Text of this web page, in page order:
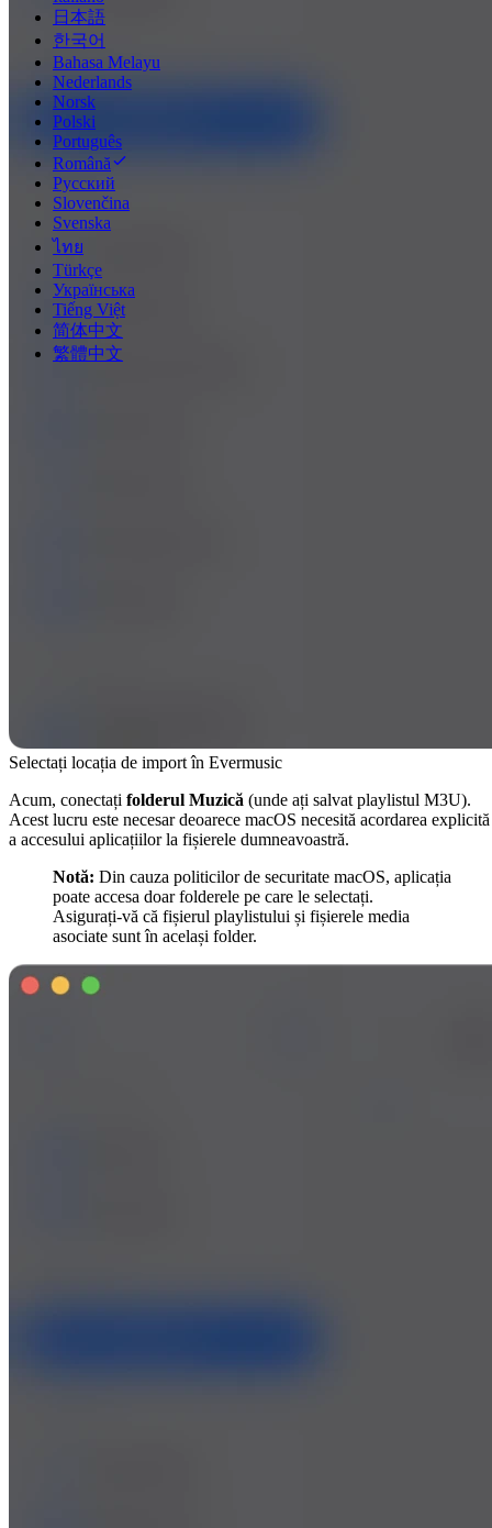
日本語
한국어
Bahasa Melayu
Nederlands
Norsk
Polski
Português
Română
Русский
Slovenčina
Svenska
ไทย
Türkçe
Українська
Tiếng Việt
简体中文
繁體中文
Selectați locația de import în Evermusic
Acum, conectați folderul Muzică (unde ați salvat playlistul M3U).
Acest lucru este necesar deoarece macOS necesită acordarea explicită
a accesului aplicațiilor la fișierele dumneavoastră.
Notă: Din cauza politicilor de securitate macOS, aplicația
poate accesa doar folderele pe care le selectați.
Asigurați-vă că fișierul playlistului și fișierele media
asociate sunt în același folder.